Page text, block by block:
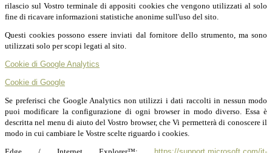
rilascio sul Vostro terminale di appositi cookies che vengono utilizzati al solo
fine di ricavare informazioni statistiche anonime sull'uso del sito.
Questi cookies possono essere inviati dal fornitore dello strumento, ma sono
utilizzati solo per scopi legati al sito.
Cookie di Google Analytics
Cookie di Google
Se preferisci che Google Analytics non utilizzi i dati raccolti in nessun modo
puoi modificare la configurazione di ogni browser in modo diverso. Essa è
descritta nel menu di aiuto del Vostro browser, che Vi permetterà di conoscere il
modo in cui cambiare le Vostre scelte riguardo i cookies.